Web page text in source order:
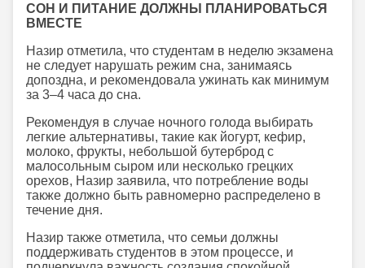
СОН И ПИТАНИЕ ДОЛЖНЫ ПЛАНИРОВАТЬСЯ
ВМЕСТЕ
Назир отметила, что студентам в неделю экзамена
не следует нарушать режим сна, занимаясь
допоздна, и рекомендовала ужинать как минимум
за 3–4 часа до сна.
Рекомендуя в случае ночного голода выбирать
легкие альтернативы, такие как йогурт, кефир,
молоко, фрукты, небольшой бутерброд с
малосольным сыром или несколько грецких
орехов, Назир заявила, что потребление воды
также должно быть равномерно распределено в
течение дня.
Назир также отметила, что семьи должны
поддерживать студентов в этом процессе, и